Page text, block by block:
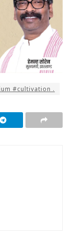
#cultivation .